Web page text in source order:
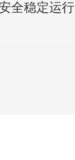
全稳定运行